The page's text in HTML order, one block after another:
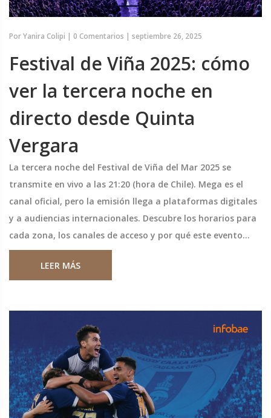
PorYanira Colipi | 0 Comentarios | septiembre 26, 2025
Festival de Viña 2025: cómo
ver la tercera noche en
directo desde Quinta
Vergara
La tercera noche del Festival de Viña del Mar 2025 se
transmite en vivo a las 21:20 (hora de Chile). Mega es el
canal oficial, pero la emisión llega a plataformas digitales
y a audiencias internacionales. Descubre los horarios para
cada zona, los canales de acceso y por qué este evento
sigue siendo el mayor espectáculo musical de
Latinoamérica.
LEER MÁS